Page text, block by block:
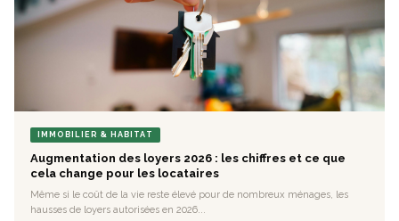
IMMOBILIER & HABITAT
Augmentation des loyers 2026 : les chiffres et ce que
cela change pour les locataires
Même si le coût de la vie reste élevé pour de nombreux ménages, les
hausses de loyers autorisées en 2026...